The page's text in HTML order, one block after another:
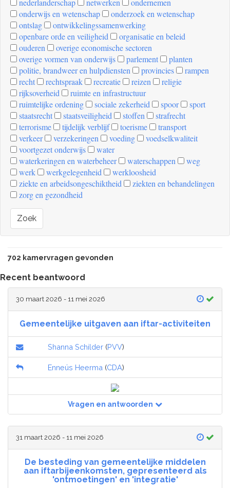
nederlanderschap
netwerken
ondernemen
onderwijs en wetenschap
onderzoek en wetenschap
ontslag
ontwikkelingssamenwerking
openbare orde en veiligheid
organisatie en beleid
ouderen
overige economische sectoren
overige vormen van onderwijs
parlement
planten
politie, brandweer en hulpdiensten
provincies
rampen
recht
rechtspraak recreatie reizen
religie
rijksoverheid
ruimte en infrastructuur
ruimtelijke ordening
sociale zekerheid spoor
sport
staatsrecht
staatsveiligheid stoffen
strafrecht
terrorisme
tijdelijk verblijf toerisme
transport
verkeer
verzekeringen voeding
voedselkwaliteit
voortgezet onderwijs
water
waterkeringen en waterbeheer
waterschappen
weg
werk
werkgelegenheid
werkloosheid
ziekte en arbeidsongeschiktheid
ziekten en behandelingen
zorg en gezondheid
Zoek
702 kamervragen gevonden
Recent beantwoord
30 maart 2026 - 11 mei 2026
Gemeentelijke uitgaven aan iftar-activiteiten
Shanna Schilder (PVV)
Enneüs Heerma (CDA)
Vragen en antwoorden
31 maart 2026 - 11 mei 2026
De besteding van gemeentelijke middelen
aan iftarbijeenkomsten, gepresenteerd als
'ontmoetingen' en 'integratie'